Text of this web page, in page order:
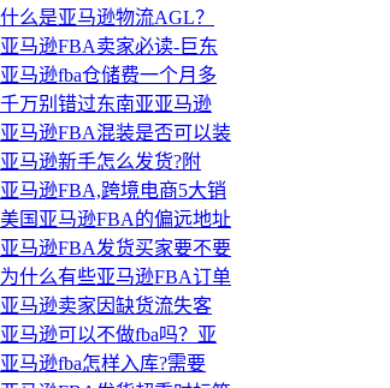
什么是亚马逊物流AGL？
亚马逊FBA卖家必读-巨东
亚马逊fba仓储费一个月多
千万别错过东南亚亚马逊
亚马逊FBA混装是否可以装
亚马逊新手怎么发货?附
亚马逊FBA,跨境电商5大销
美国亚马逊FBA的偏远地址
亚马逊FBA发货买家要不要
为什么有些亚马逊FBA订单
亚马逊卖家因缺货流失客
亚马逊可以不做fba吗？亚
亚马逊fba怎样入库?需要